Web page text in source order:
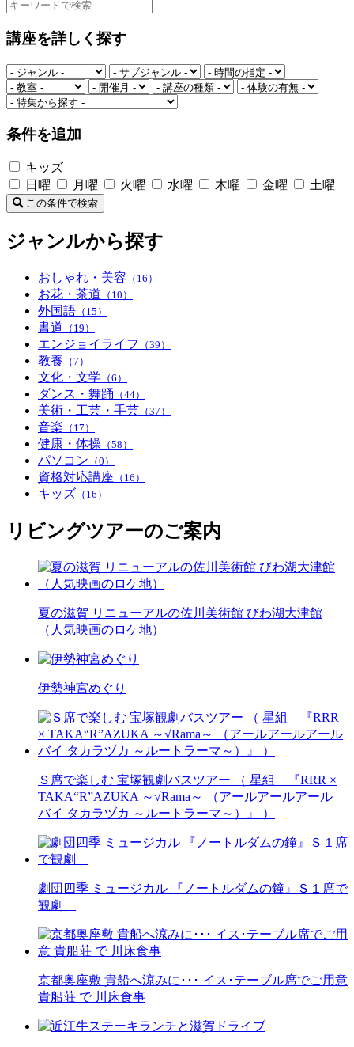
講座を詳しく探す
条件を追加
キッズ
日曜
月曜 火曜 水曜 木曜 金曜 土曜
この条件で検索
ジャンルから探す
おしゃれ・美容 （16）
お花・茶道 （10）
外国語 （15）
書道 （19）
エンジョイライフ （39）
教養 （7）
文化・文学 （6）
ダンス・舞踊 （44）
美術・工芸・手芸 （37）
音楽 （17）
健康・体操 （58）
パソコン （0）
資格対応講座 （16）
キッズ （16）
リビングツアーのご案内
夏の滋賀 リニューアルの佐川美術館 びわ湖大津館
（人気映画のロケ地）
伊勢神宮めぐり
Ｓ席で楽しむ 宝塚観劇バスツアー （ 星組 『RRR ×
TAKA“R”AZUKA ～√Rama～ （アールアールアール
バイ タカラヅカ ～ルートラーマ～）』 ）
劇団四季 ミュージカル 『ノートルダムの鐘』Ｓ１席で
観劇
京都奥座敷 貴船へ涼みに･･･ イス･テーブル席でご用意
貴船荘 で 川床食事